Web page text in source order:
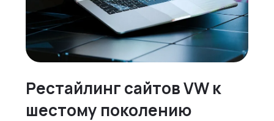
Рестайлинг сайтов VW к
шестому поколению